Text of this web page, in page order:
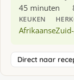
45 minuten
KEUKEN
Afrikaanse
Direct naar